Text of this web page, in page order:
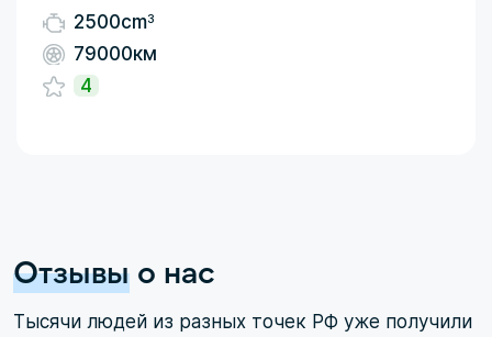
2500cm3
79000км
4
Отзывы о нас
Тысячи людей из разных точек РФ уже получили